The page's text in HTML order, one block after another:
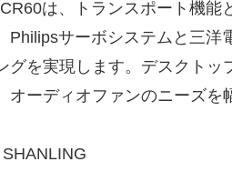
は、トランスポート機能
Philipsサーボシステムと三
グを実現します。デスクト
オーディオファンのニーズを
SHANLING